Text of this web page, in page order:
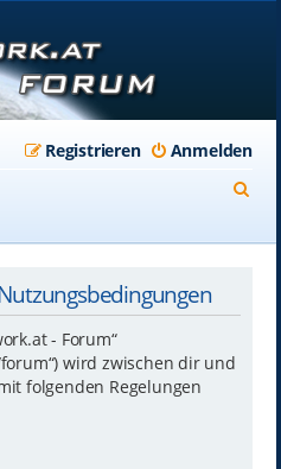
Anmelden
Registrieren
- Forum“
wird zwischen dir und
folgenden Regelungen